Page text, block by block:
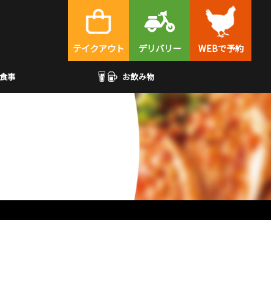
テイクアウト デリバリー WEBで予約
事 お飲み物